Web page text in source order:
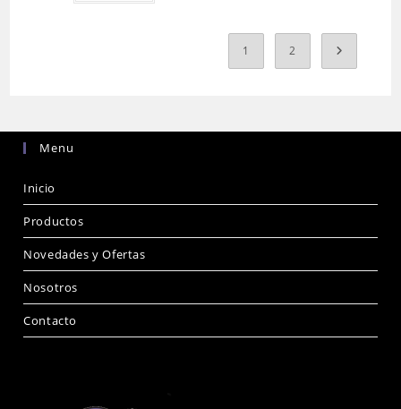
1 2
Menu
Inicio
Productos
Novedades y Ofertas
Nosotros
Contacto